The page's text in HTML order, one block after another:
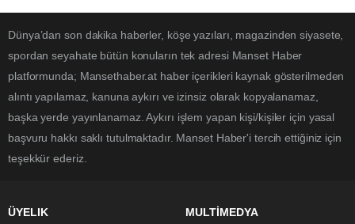
Dünya’dan son dakika haberler, köşe yazıları, magazinden siyasete,
spordan seyahate bütün konuların tek adresi Manset Haber
platformunda; Mansethaber.at haber içerikleri kaynak gösterilmeden
alıntı yapılamaz, kanuna aykırı ve izinsiz olarak kopyalanamaz,
başka yerde yayınlanamaz. Aykırı işlem yapan kişi/kişiler için yasal
başvuru hakkı saklı tutulmaktadır. Manset Haber'i tercih ettiğiniz için
teşekkür ederiz.
ÜYELIK
MULTİMEDYA